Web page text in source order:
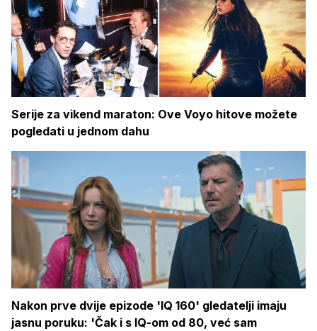
Serije za vikend maraton: Ove Voyo hitove možete
pogledati u jednom dahu
Nakon prve dvije epizode 'IQ 160' gledatelji imaju
jasnu poruku: 'Čak i s IQ-om od 80, već sam